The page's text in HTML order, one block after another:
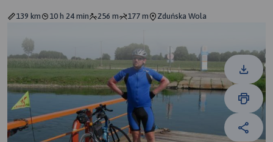
139 km 10 h 24 min 256 m 177 m Zduńska Wola